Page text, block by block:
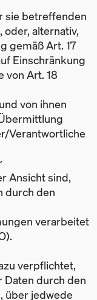
sie betreffenden
oder, alternativ,
gemäß Art. 17
Einschränkung
von Art. 18
von ihnen
Verantwortliche
Ansicht sind,
durch den
verarbeitet
verpflichtet,
Daten durch den
über jedwede